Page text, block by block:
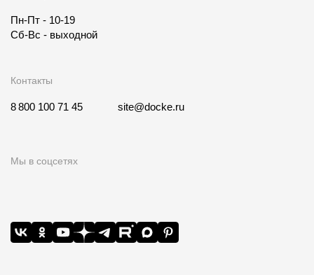
Пн-Пт - 10-19
Сб-Вс - выходной
Контакты
8 800 100 71 45 site@docke.ru
Мы в соцсетях